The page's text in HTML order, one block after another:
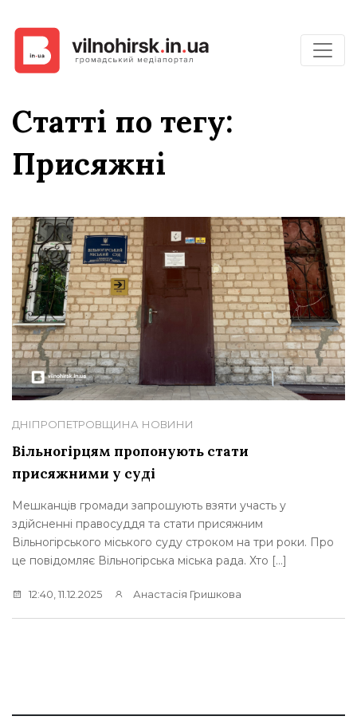
Статті по тегу:
Присяжні
ДНІПРОПЕТРОВЩИНА НОВИНИ
Вільногірцям пропонують стати
присяжними у суді
Мешканців громади запрошують взяти участь у
здійсненні правосуддя та стати присяжним
Вільногірського міського суду строком на три роки. Про
це повідомляє Вільногірська міська рада. Хто […]
12:40, 11.12.2025 Анастасія Гришкова